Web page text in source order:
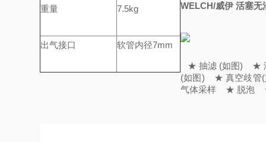
重量 7.5kg
出气接口 软管内径7mm
WELCH/威伊 活塞无
★ 抽滤 (如图) ★
(如图) ★ 真空歧管(
气体采样 ★ 脱泡